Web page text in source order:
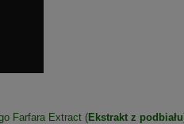
Farfara Extract (Ekstrakt z podbiału